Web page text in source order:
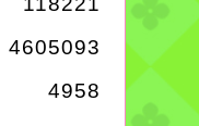
4605093
4958